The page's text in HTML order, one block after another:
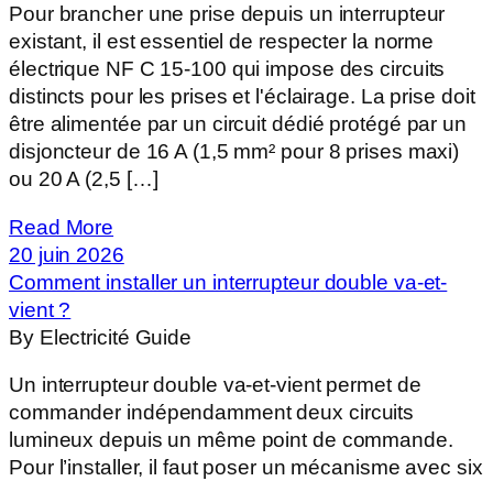
Pour brancher une prise depuis un interrupteur
existant, il est essentiel de respecter la norme
électrique NF C 15-100 qui impose des circuits
distincts pour les prises et l'éclairage. La prise doit
être alimentée par un circuit dédié protégé par un
disjoncteur de 16 A (1,5 mm² pour 8 prises maxi)
ou 20 A (2,5 […]
Read More
20 juin 2026
Comment installer un interrupteur double va-et-
vient ?
By Electricité Guide
Un interrupteur double va-et-vient permet de
commander indépendamment deux circuits
lumineux depuis un même point de commande.
Pour l’installer, il faut poser un mécanisme avec six